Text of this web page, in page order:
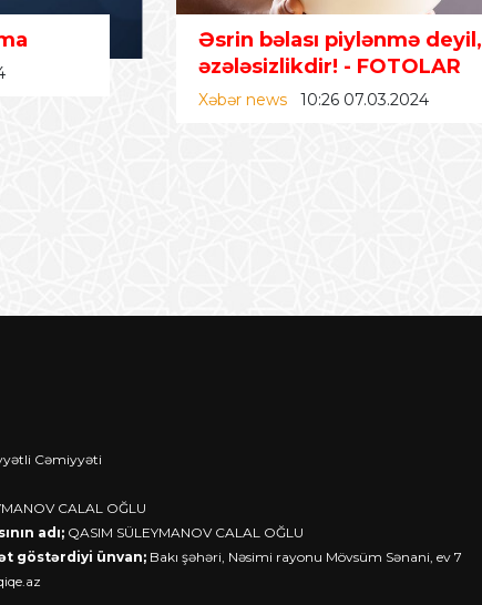
Əsrin bəlası piylənmə deyil,
əzələsizlikdir! - FOTOLAR
Xəbər news 10:26 07.03.2024
Cəmiyyəti
CALAL OĞLU
adı; QASIM SÜLEYMANOV CALAL OĞLU
göstərdiyi ünvan; Bakı şəhəri, Nəsimi rayonu Mövsüm Sənani, ev 7